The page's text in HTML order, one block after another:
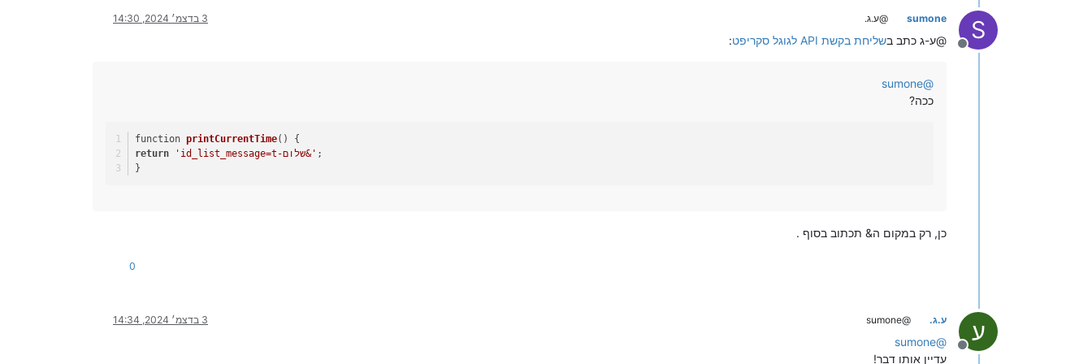
S
מנותק
sumone @ע.ג. 3 בדצמ׳ 2024, 14:30
@ע-ג כתב בשליחת בקשת API לגוגל סקריפט :
@
sumone
ככה?
function printCurrentTime()
{
return
'id_list_message=t-שלום&' ;
}
כן, רק במקום ה& תכתוב בסוף .
0
ע
מנותק
ע.ג. @sumone 3 בדצמ׳ 2024, 14:34
@
sumone
עדיין אותו דבר!